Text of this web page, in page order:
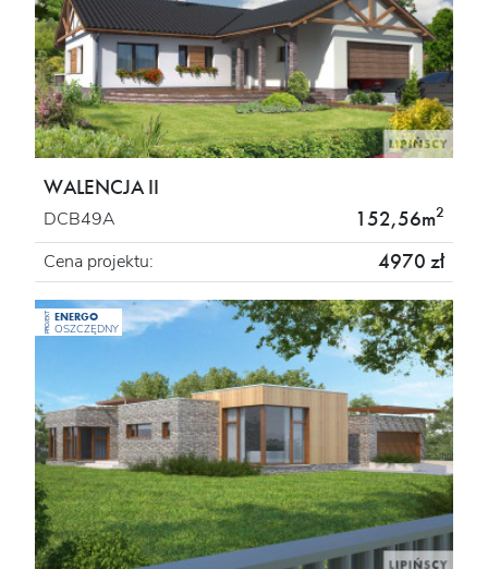
WALENCJA II
DCB49A 152,56m2
Cena projektu: 4970 zł
PROJEKT ENERGO
OSZCZĘDNY